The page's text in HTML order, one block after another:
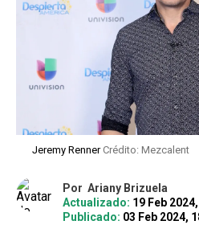
Jeremy RennerCrédito: Mezcalent
Por Ariany Brizuela
Actualizado: 19 Feb
Publicado: 03 Feb 2024,